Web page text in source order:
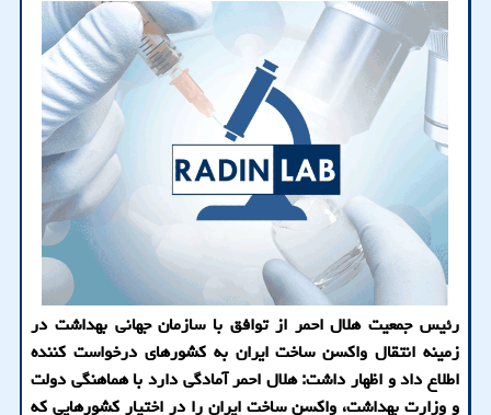
رئیس جمعیت هلال احمر از توافق با سازمان جهانی بهداشت در
زمینه انتقال واکسن ساخت ایران به کشورهای درخواست کننده
اطلاع داد و اظهار داشت: هلال احمر آمادگی دارد با هماهنگی دولت
و وزارت بهداشت، واکسن ساخت ایران را در اختیار کشورهایی که